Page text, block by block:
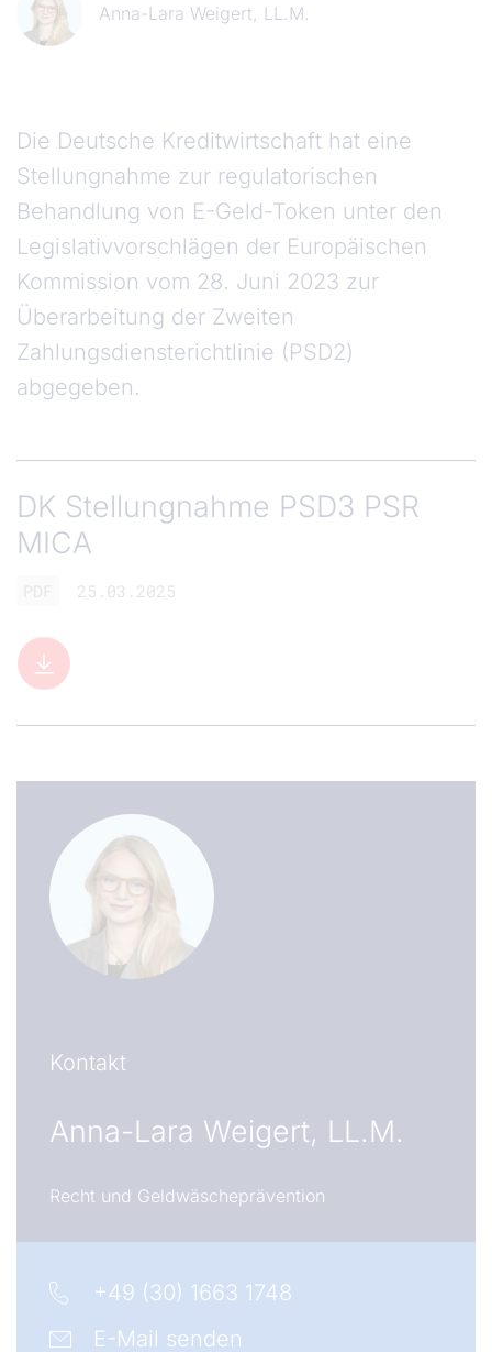
Anna-Lara Weigert, LL.M.
Die Deutsche Kreditwirtschaft hat eine
Stellungnahme zur regulatorischen
Behandlung von E-Geld-Token unter den
Legislativvorschlägen der Europäischen
Kommission vom 28. Juni 2023 zur
Überarbeitung der Zweiten
Zahlungsdiensterichtlinie (PSD2)
abgegeben.
DK Stellungnahme PSD3 PSR
MICA
25.03.2025
Kontakt
Anna-Lara Weigert, LL.M.
Recht und Geldwäscheprävention
+49 (30) 1663 1748
E-Mail senden